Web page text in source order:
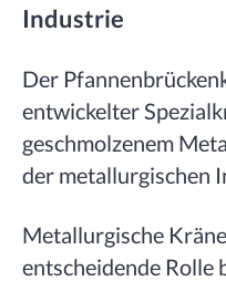
Industrie
Der
entwickelter
geschmolzenem
der metallurgischen
Metallurgische
entscheidende Rolle